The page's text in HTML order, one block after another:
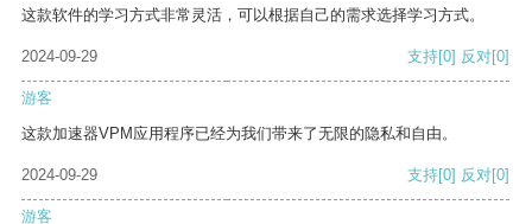
这款软件的学习方式非常灵活，可以根据自己的需求选择学习方式。
2024-09-29 支持[0] 反对[0]
游客
这款加速器VPM应用程序已经为我们带来了无限的隐私和自由。
2024-09-29 支持[0] 反对[0]
游客